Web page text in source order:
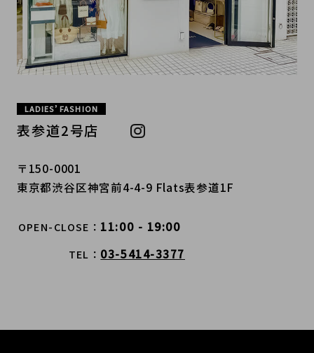
LADIES’ FASHION
表参道2号店
〒150-0001
東京都渋谷区神宮前4-4-9 Flats表参道1F
OPEN-CLOSE 11:00 - 19:00
TEL 03-5414-3377